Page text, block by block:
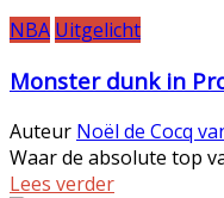
NBA Uitgelicht
Monster dunk in
Auteur Noël de Cocq
Waar de absolute top
Lees verder